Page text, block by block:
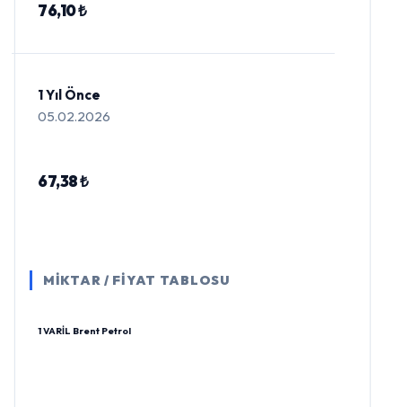
76,10 ₺
1 Yıl Önce
05.02.2026
67,38 ₺
MİKTAR / FİYAT TABLOSU
1 VARİL Brent Petrol